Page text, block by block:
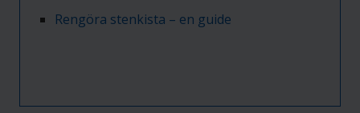
Rengöra stenkista – en guide